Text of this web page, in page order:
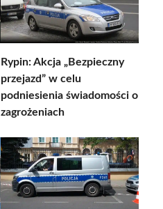
Rypin: Akcja „Bezpieczny
przejazd” w celu
podniesienia świadomości o
zagrożeniach